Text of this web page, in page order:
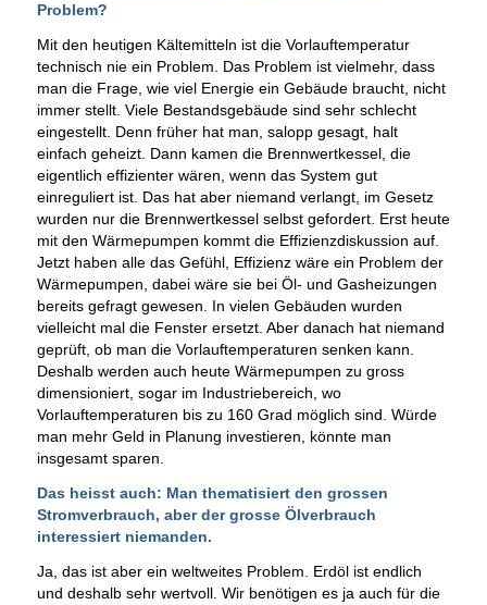
Problem?
Mit den heutigen Kältemitteln ist die Vorlauftemperatur
technisch nie ein Problem. Das Problem ist vielmehr, dass
man die Frage, wie viel Energie ein Gebäude braucht, nicht
immer stellt. Viele Bestandsgebäude sind sehr schlecht
eingestellt. Denn früher hat man, salopp gesagt, halt
einfach geheizt. Dann kamen die Brennwertkessel, die
eigentlich effizienter wären, wenn das System gut
einreguliert ist. Das hat aber niemand verlangt, im Gesetz
wurden nur die Brennwertkessel selbst gefordert. Erst heute
mit den Wärmepumpen kommt die Effizienzdiskussion auf.
Jetzt haben alle das Gefühl, Effizienz wäre ein Problem der
Wärmepumpen, dabei wäre sie bei Öl- und Gasheizungen
bereits gefragt gewesen. In vielen Gebäuden wurden
vielleicht mal die Fenster ersetzt. Aber danach hat niemand
geprüft, ob man die Vorlauftemperaturen senken kann.
Deshalb werden auch heute Wärmepumpen zu gross
dimensioniert, sogar im Industriebereich, wo
Vorlauftemperaturen bis zu 160 Grad möglich sind. Würde
man mehr Geld in Planung investieren, könnte man
insgesamt sparen.
Das heisst auch: Man thematisiert den grossen
Stromverbrauch, aber der grosse Ölverbrauch
interessiert niemanden.
Ja, das ist aber ein weltweites Problem. Erdöl ist endlich
und deshalb sehr wertvoll. Wir benötigen es ja auch für die